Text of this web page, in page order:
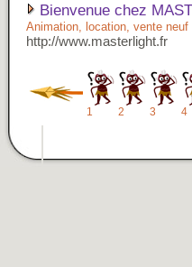
Bienvenue chez
Animation, location, vente
http://www.masterlight.fr
1 2 3 4